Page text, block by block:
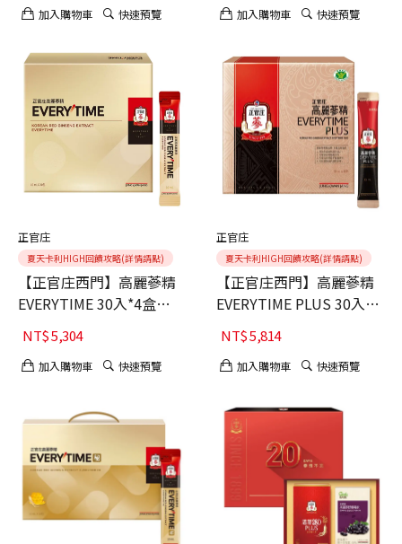
加入購物車 快速預覽 加入購物車 快速預覽
正官庄
夏天卡利HIGH回饋攻略(詳情請點)
【正官庄西門】高麗蔘精
EVERYTIME 30入*4盒
$5304
NT$5,304
加入購物車 快速預覽
正官庄
夏天卡利HIGH回饋攻略(詳情請點)
【正官庄西門】高麗蔘精
EVERYTIME PLUS 30入*2
$5814
NT$5,814
加入購物車 快速預覽